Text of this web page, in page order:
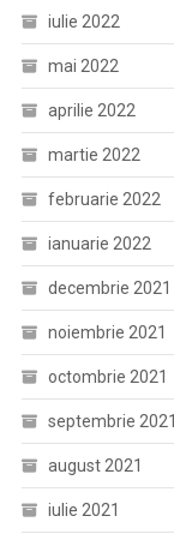
iulie 2022
mai 2022
aprilie 2022
martie 2022
februarie 2022
ianuarie 2022
decembrie 2021
noiembrie 2021
octombrie 2021
septembrie 2021
august 2021
iulie 2021